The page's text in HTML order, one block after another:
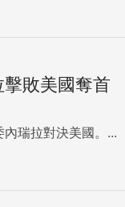
敗美國奪首
瑞拉對決美國。...